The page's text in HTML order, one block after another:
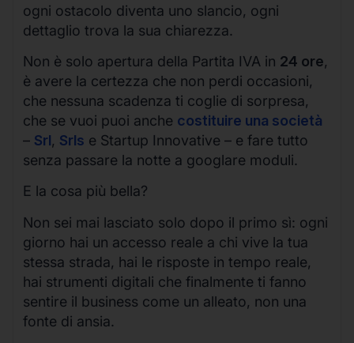
ogni ostacolo diventa uno slancio, ogni
dettaglio trova la sua chiarezza.
Non è solo apertura della Partita IVA in 24 ore,
è avere la certezza che non perdi occasioni,
che nessuna scadenza ti coglie di sorpresa,
che se vuoi puoi anche costituire una società
– Srl, Srls e Startup Innovative – e fare tutto
senza passare la notte a googlare moduli.
E la cosa più bella?
Non sei mai lasciato solo dopo il primo sì: ogni
giorno hai un accesso reale a chi vive la tua
stessa strada, hai le risposte in tempo reale,
hai strumenti digitali che finalmente ti fanno
sentire il business come un alleato, non una
fonte di ansia.